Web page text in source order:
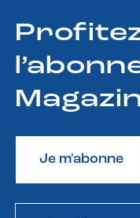
Je m'abonne